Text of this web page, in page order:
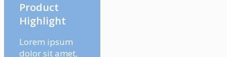
Product
Highlight
Lorem ipsum
dolor sit amet,